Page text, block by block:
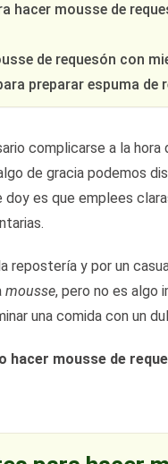
hacer mousse de
de requesón con
preparar espuma de
complicarse a la
de gracia podemos
doy es que emplees
repostería y por un
mousse, pero no es algo
una comida con un
hacer mousse de